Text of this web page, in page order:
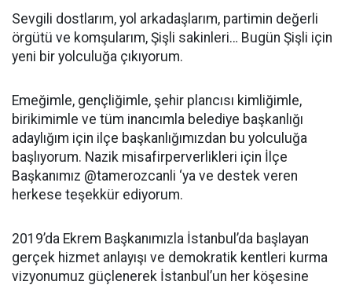
Sevgili dostlarım, yol arkadaşlarım, partimin değerli
örgütü ve komşularım, Şişli sakinleri… Bugün Şişli için
yeni bir yolculuğa çıkıyorum.
Emeğimle, gençliğimle, şehir plancısı kimliğimle,
birikimimle ve tüm inancımla belediye başkanlığı
adaylığım için ilçe başkanlığımızdan bu yolculuğa
başlıyorum. Nazik misafirperverlikleri için İlçe
Başkanımız @tamerozcanli ‘ya ve destek veren
herkese teşekkür ediyorum.
2019’da Ekrem Başkanımızla İstanbul’da başlayan
gerçek hizmet anlayışı ve demokratik kentleri kurma
vizyonumuz güçlenerek İstanbul’un her köşesine